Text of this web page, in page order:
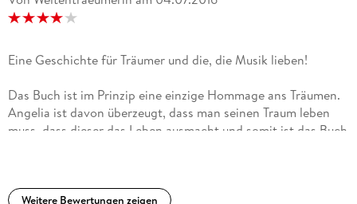
Eine Geschichte für Träumer und die, die Musik lieben!
Das Buch ist im Prinzip eine einzige Hommage ans Träumen.
Angelia ist davon überzeugt, dass man seinen Traum leben
muss, dass dieser das Leben ausmacht und somit ist das Buch
dem Schreibstil wieder, der oftmals poetisch angehaucht ist.
Weitere Bewertungen zeigen